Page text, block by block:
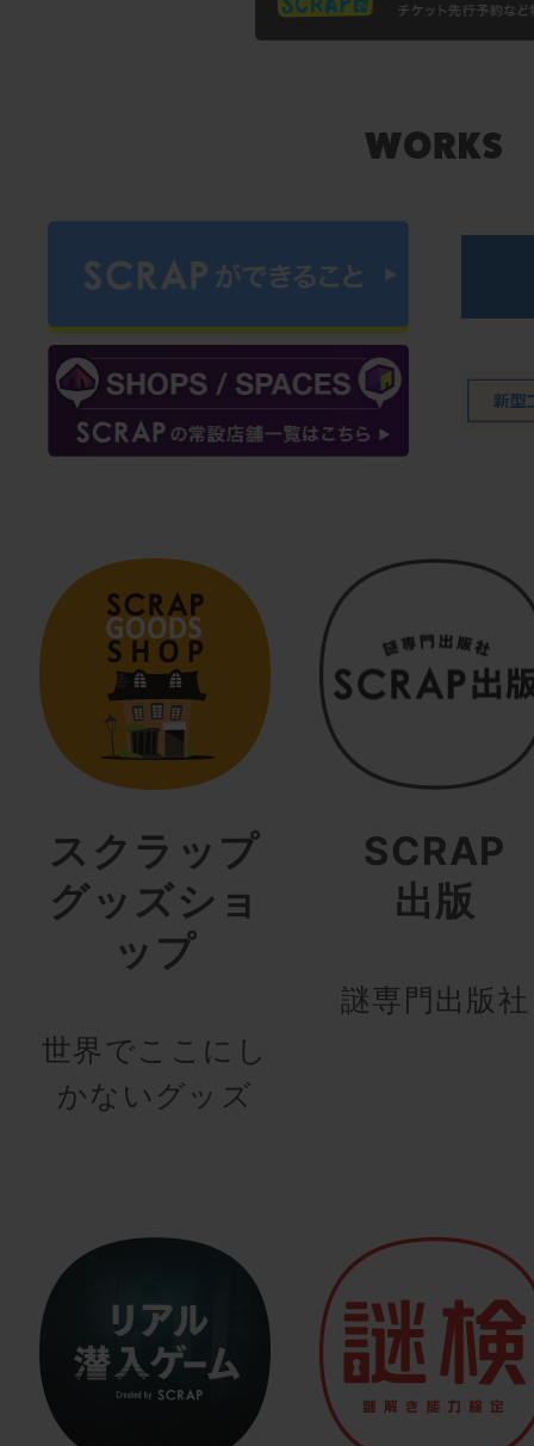
スクラップ
グッズショ
ップ
世界でここにし
かないグッズ
SCRAP
出版
謎専門出版社